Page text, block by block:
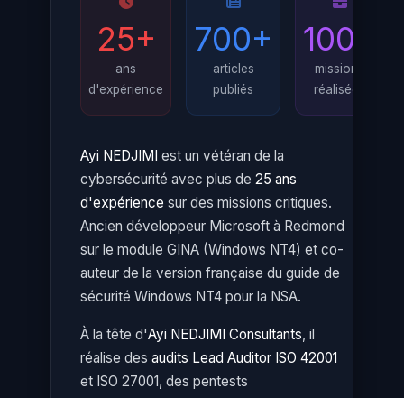
25+
ans
d'expérience
700+
articles
publiés
100+
missions
réalisées
Ayi NEDJIMI est un vétéran de la
cybersécurité avec plus de 25 ans
d'expérience sur des missions critiques.
Ancien développeur Microsoft à Redmond
sur le module GINA (Windows NT4) et co-
auteur de la version française du guide de
sécurité Windows NT4 pour la NSA.
À la tête d'Ayi NEDJIMI Consultants, il
réalise des audits Lead Auditor ISO 42001
et ISO 27001, des pentests